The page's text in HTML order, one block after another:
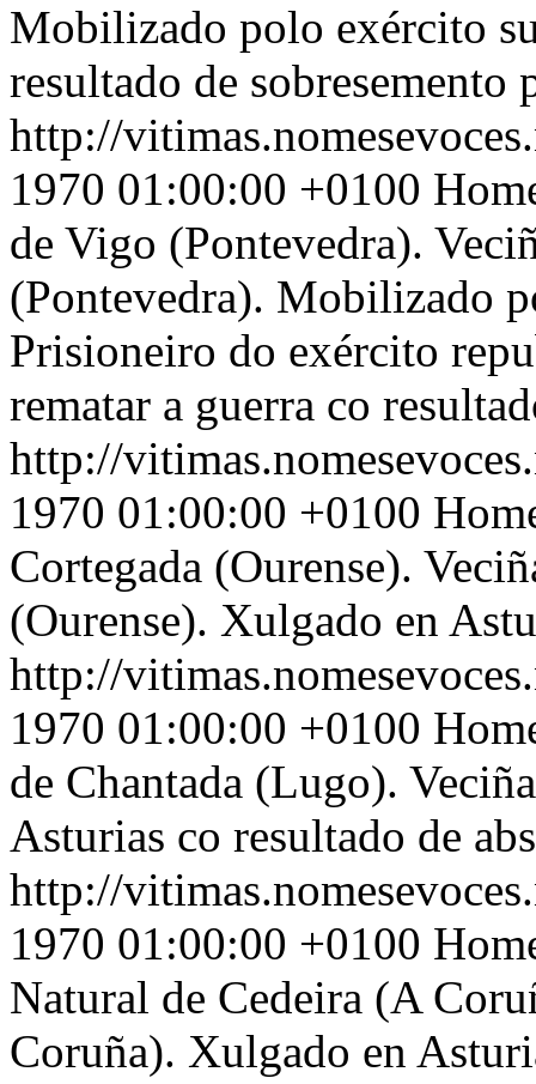
Mobilizado polo exército
resultado de sobresemento
http://
1970 01:00:00 +0100
de Vigo (Pontevedra).
(Pontevedra). Mobilizado
Prisioneiro do exército
rematar a guerra co
http://
1970 01:00:00 +0100
Cortegada (Ourense).
(Ourense). Xulgado en
http://
1970 01:00:00 +0100
de Chantada (Lugo).
Asturias co resultado de
http://
1970 01:00:00 +0100
Natural de Cedeira (A
Coruña). Xulgado en